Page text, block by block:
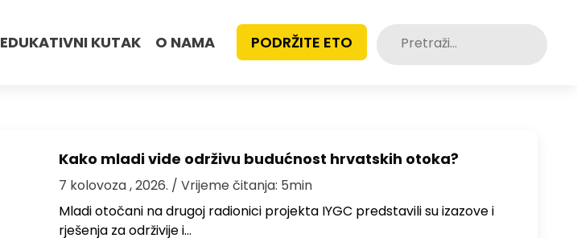
EDUKATIVNI KUTAK O NAMA PODRŽITE ETO Pretraži:
Kako mladi vide održivu budućnost hrvatskih otoka?
7 kolovoza , 2026. / Vrijeme čitanja: 5min
Mladi otočani na drugoj radionici projekta IYGC predstavili su izazove i
rješenja za održivije i…